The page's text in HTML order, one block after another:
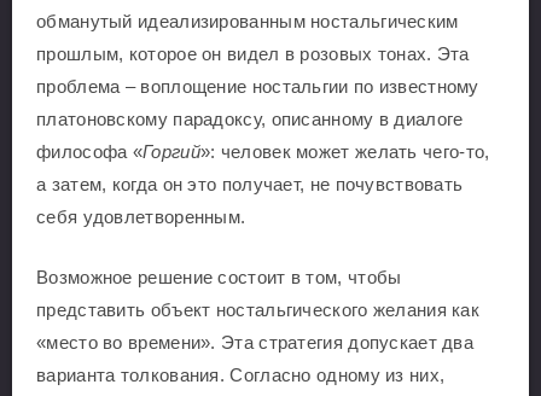
обманутый идеализированным ностальгическим
прошлым, которое он видел в розовых тонах. Эта
проблема – воплощение ностальгии по известному
платоновскому парадоксу, описанному в диалоге
философа «Горгий»: человек может желать чего-то,
а затем, когда он это получает, не почувствовать
себя удовлетворенным.
Возможное решение состоит в том, чтобы
представить объект ностальгического желания как
«место во времени». Эта стратегия допускает два
варианта толкования. Согласно одному из них,